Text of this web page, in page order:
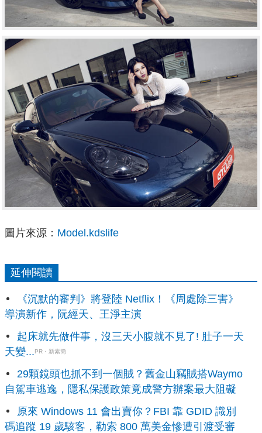
圖片來源： Model.kdslife
延伸閱讀
《沉默的審判》將登陸 Netflix！《周處除三害》
導演新作，阮經天、王淨主演
起床就先做件事，沒三天小腹就不見了! 肚子一天
天變...PR・新素簡
29顆鏡頭也抓不到一個賊？舊金山竊賊搭Waymo
自駕車逃逸，隱私保護政策竟成警方辦案最大阻礙
原來 Windows 11 會出賣你？FBI 靠 GDID 識別
碼追蹤 19 歲駭客，勒索 800 萬美金慘遭引渡受審